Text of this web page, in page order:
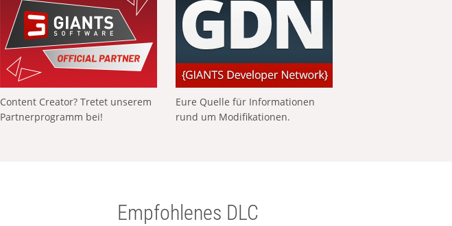
Content Creator? Tretet unserem
Partnerprogramm bei!
Eure Quelle für Informationen
rund um Modifikationen.
Empfohlenes DLC